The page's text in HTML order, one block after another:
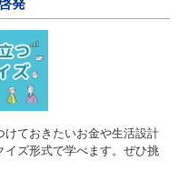
発
ておきたいお金や生活設計
ズ形式で学べます。ぜひ挑